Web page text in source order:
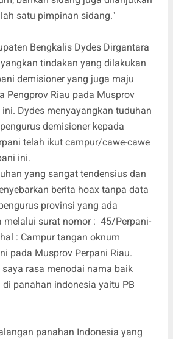
satu pimpinan sidang."
Bengkalis Dydes Dirgantara
tindakan yang dilakukan
demisioner yang juga maju
Pengprov Riau pada Musprov
Dydes menyayangkan tuduhan
demisioner kepada
telah ikut campur/cawe-cawe
ini.
yang sangat tendensius dan
berita hoax tanpa data
provinsi yang ada
melalui surat nomor : 45/Perpani-
: Campur tangan oknum
pada Musprov Perpani Riau.
rasa menodai nama baik
panahan indonesia yaitu PB
panahan Indonesia yang